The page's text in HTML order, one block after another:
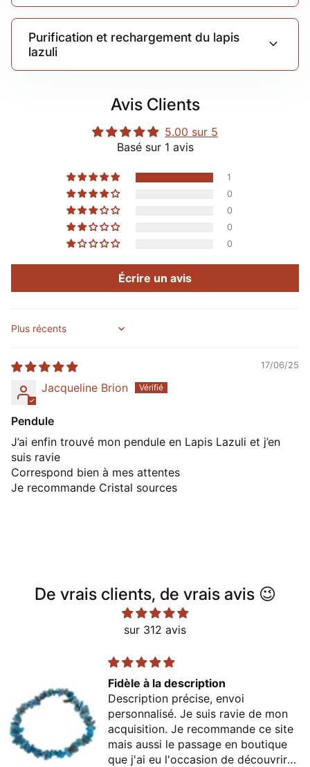
Purification et rechargement du lapis
lazuli
expand_more
Avis Clients
5.00 sur 5
Basé sur 1 avis
1
0
0
0
0
Écrire un avis
Sort by
17/06/25
Jacqueline Brion
Pendule
J’ai enfin trouvé mon pendule en Lapis Lazuli et j’en
suis ravie
Correspond bien à mes attentes
Je recommande Cristal sources
De vrais clients, de vrais avis 😉
sur 312 avis
Fidèle à la description
Description précise, envoi
personnalisé. Je suis ravie de mon
acquisition. Je recommande ce site
mais aussi le passage en boutique
que j'ai eu l'occasion de découvrir